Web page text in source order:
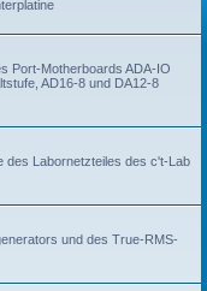
Port-Motherboards ADA-IO
AD16-8 und DA12-8
des Labornetzteiles des c't-Lab
und des True-RMS-